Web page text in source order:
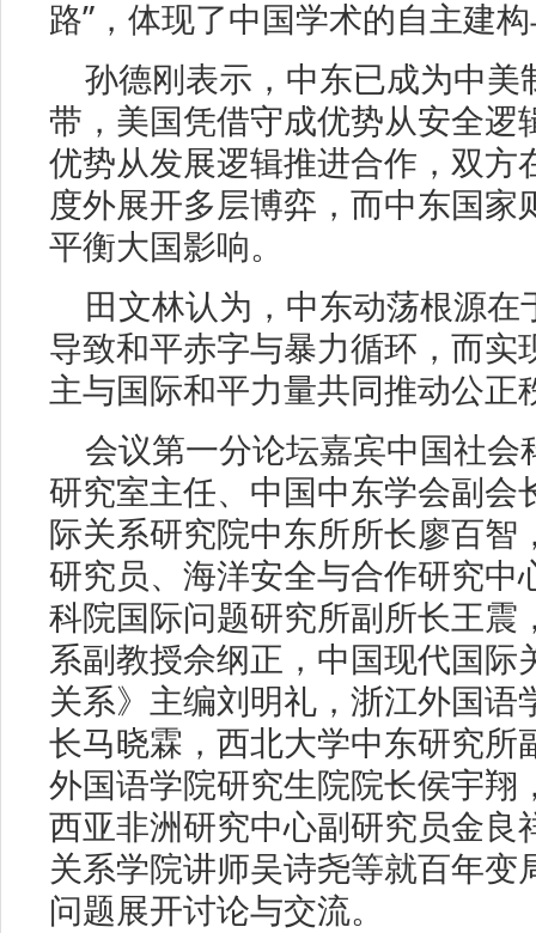
路”，体现了中国学术的自主建
孙德刚表示，中东已成为中
带，美国凭借守成优势从安全逻
优势从发展逻辑推进合作，双方
度外展开多层博弈，而中东国家
平衡大国影响。
田文林认为，中东动荡根源
导致和平赤字与暴力循环，而实
主与国际和平力量共同推动公正
会议第一分论坛嘉宾中国社
研究室主任、中国中东学会副会
际关系研究院中东所所长廖百智
研究员、海洋安全与合作研究中
科院国际问题研究所副所长王震
系副教授佘纲正，中国现代国际
关系》主编刘明礼，浙江外国语
长马晓霖，西北大学中东研究所
外国语学院研究生院院长侯宇翔
西亚非洲研究中心副研究员金良
关系学院讲师吴诗尧等就百年变
问题展开讨论与交流。